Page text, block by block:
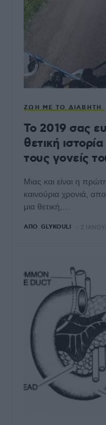
ΖΩΉ ΜΕ ΤΟ ΔΙΑΒΉΤΗ
Το 2019 σας
θετική
τους γονείς
Μιας και είναι η
καινούρια χρονιά,
μια θετική,…
ΑΠΌ GLYKOULI 2